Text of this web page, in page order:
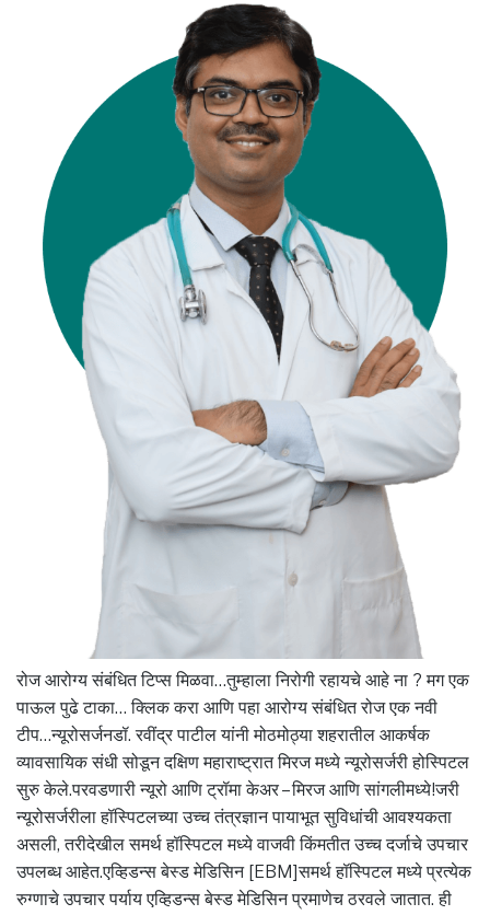
रोज आरोग्य संबंधित टिप्स मिळवा…तुम्हाला निरोगी रहायचे आहे ना ? मग एक
पाऊल पुढे टाका… क्लिक करा आणि पहा आरोग्य संबंधित रोज एक नवी
टीप…न्यूरोसर्जनडॉ. रवींद्र पाटील यांनी मोठमोठ्या शहरातील आकर्षक
व्यावसायिक संधी सोडून दक्षिण महाराष्ट्रात मिरज मध्ये न्यूरोसर्जरी होस्पिटल
सुरु केले.परवडणारी न्यूरो आणि ट्रॉमा केअर – मिरज आणि सांगलीमध्ये!जरी
न्यूरोसर्जरीला हॉस्पिटलच्या उच्च तंत्रज्ञान पायाभूत सुविधांची आवश्यकता
असली, तरीदेखील समर्थ हॉस्पिटल मध्ये वाजवी किंमतीत उच्च दर्जाचे उपचार
उपलब्ध आहेत.एव्हिडन्स बेस्ड मेडिसिन [EBM]समर्थ हॉस्पिटल मध्ये प्रत्येक
रुग्णाचे उपचार पर्याय एव्हिडन्स बेस्ड मेडिसिन प्रमाणेच ठरवले जातात. ही